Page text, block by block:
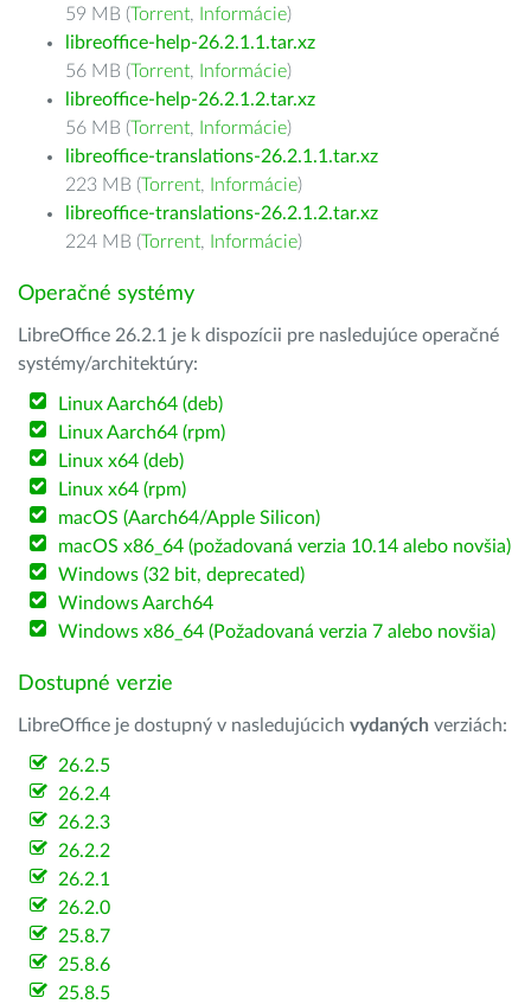
59 MB (Torrent, Informácie)
libreoffice-help-26.2.1.1.tar.xz
56 MB (Torrent, Informácie)
libreoffice-help-26.2.1.2.tar.xz
56 MB (Torrent, Informácie)
libreoffice-translations-26.2.1.1.tar.xz
223 MB (Torrent, Informácie)
libreoffice-translations-26.2.1.2.tar.xz
224 MB (Torrent, Informácie)
Operačné systémy
LibreOffice 26.2.1 je k dispozícii pre nasledujúce operačné
systémy/architektúry:
Linux Aarch64 (deb)
Linux Aarch64 (rpm)
Linux x64 (deb)
Linux x64 (rpm)
macOS (Aarch64/Apple Silicon)
macOS x86_64 (požadovaná verzia 10.14 alebo novšia)
Windows (32 bit, deprecated)
Windows Aarch64
Windows x86_64 (Požadovaná verzia 7 alebo novšia)
Dostupné verzie
LibreOffice je dostupný v nasledujúcich vydaných verziách:
26.2.5
26.2.4
26.2.3
26.2.2
26.2.1
26.2.0
25.8.7
25.8.6
25.8.5